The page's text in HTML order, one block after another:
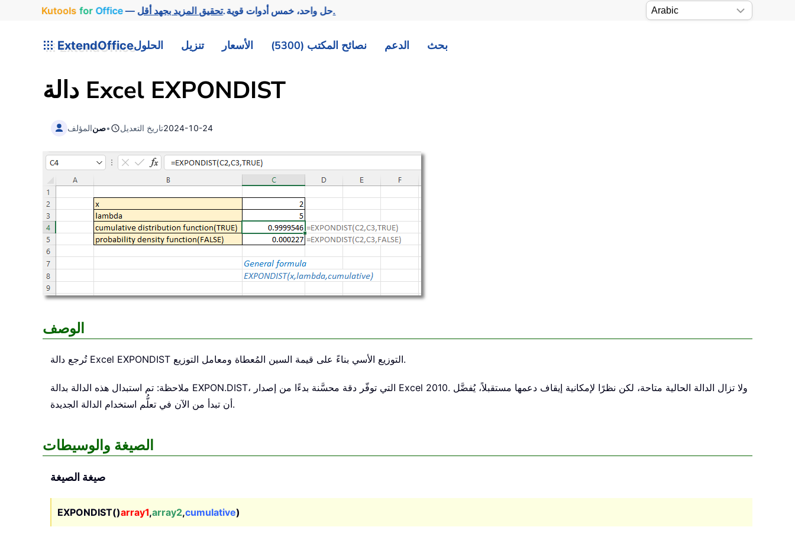
Kutools for Office — حل واحد، خمس أدوات قوية.
ExtendOfficeالحلول تنزيل الأسعار نصائح المكتب (5300) الدعم بحث
دالة Excel EXPONDIST
المؤلفصن• تاريخ التعديل2024-10-24
الوصف
تُرجع دالة Excel EXPONDIST التوزيع الأسي بناءً على قيمة السين المُعطاة ومعامل التوزيع.
ملاحظة: تم استبدال هذه الدالة بدالة EXPON.DIST، التي توفّر دقة محسَّنة بدءًا من إصدار Excel 2010. ولا تزال الدالة الحالية متاحة، لكن نظرًا لإمكانية إيقاف دعمها مستقبلاً، يُفضَّل
أن تبدأ من الآن في تعلُّم استخدام الدالة الجديدة.
الصيغة والوسيطات
صيغة الصيغة
EXPONDIST()array1,array2,cumulative)